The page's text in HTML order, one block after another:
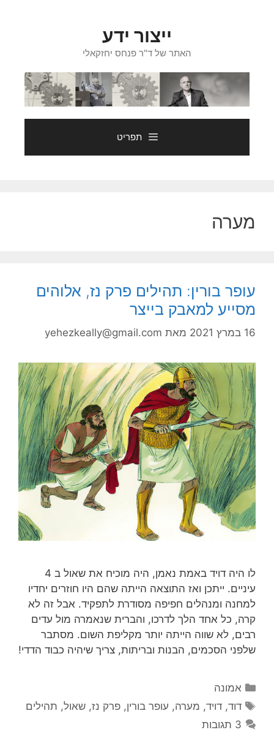
ייצור ידע
האתר של ד"ר פנחס יחזקאלי
תפריט
מערה
עופר בורין: תהילים פרק נז, אלוהים
מסייע למאבק בייצר
16 במרץ 2021 מאת yehezkeally@gmail.com
לו היה דויד באמת נאמן, היה מוכיח את שאול ב 4
עיניים. ייתכן ואז התוצאה הייתה שהם היו חוזרים יחדיו
למחנה ומנהלים חפיפה מסודרת לתפקיד. אבל זה לא
קרה, כל אחד הלך לדרכו, והברית שנאמרה מול עדים
רבים, לא שווה הייתה יותר מקליפת השום. מסתבר
שלפני הסכמים, הבנות ובריתות, צריך שיהיה כבוד הדדי!
קטגוריות
אמונה
תגיות
דוד,דויד, מערה, עופר בורין,פרק נז,שאול, תהילים
3 תגובות